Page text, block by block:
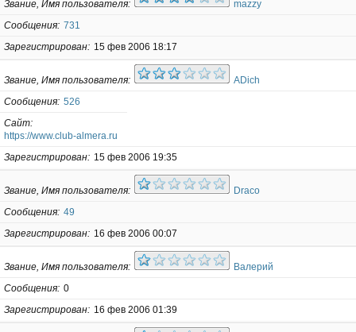
Звание, Имя пользователя
mazzy
Сообщения 731
Зарегистрирован
15 фев 2006 18:17
Звание, Имя пользователя
ADich
Сообщения 526
Сайт
https://www.club-almera.ru
Зарегистрирован
15 фев 2006 19:35
Звание, Имя пользователя
Draco
Сообщения 49
Зарегистрирован
16 фев 2006 00:07
Звание, Имя пользователя
Валерий
Сообщения 0
Зарегистрирован
16 фев 2006 01:39